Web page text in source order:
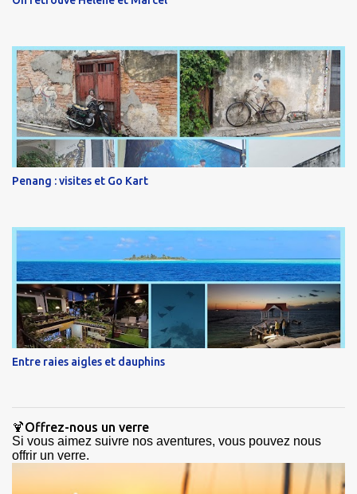
Penang : visites et Go Kart
Entre raies aigles et dauphins
🍹Offrez-nous un verre
Si vous aimez suivre nos aventures, vous pouvez nous
offrir un verre.